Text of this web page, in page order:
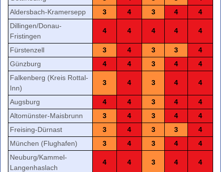
Aldersbach-Kramersepp
3 4 3 4
4
Dillingen/Donau-
Fristingen
4 4 4 4 4
Fürstenzell 3 4 3 3
4
Günzburg
4 4 3 4
4
Falkenberg (Kreis Rottal-
Inn)
3 4 3 4 4
Augsburg 4 4 3 4
4
Altomünster-Maisbrunn
3 4 3 4
4
Freising-Dürnast
3 4 3 3
4
München (Flughafen)
3 4 3 4
4
Neuburg/Kammel-
Langenhaslach
4 4 3 4 4